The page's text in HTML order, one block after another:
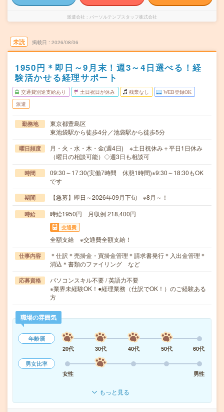
派遣会社 パーソルテンプスタッフ株式会社
未読 掲載日 2026/08/06
1950円＊即日～9月末！週3～4日選べる！経
験活かせる経理サポート
交通費別途支給あり 土日祝日が休み 残業なし WEB登録OK
派遣
勤務地
東京都豊島区
東池袋駅から徒歩4分／池袋駅から徒歩5分
曜日頻度
月・火・水・木・金(週4日) ※土日祝休み＋平日1日休み
（曜日の相談可能）◇週3日も相談可
時間
09:30～17:30(実働7時間 休憩1時間)※9:30～18:30もOK
です
期間 【急募】即日～2026年09月下旬 ※8月～！
時給 時給1950円 月収例 218,400円
交通費
全額支給 ※交通費全額支給！
仕事内容
＊仕訳＊売掛金・買掛金管理＊請求書発行＊入出金管理＊
消込＊書類のファイリング など
応募資格
パソコンスキル不要 / 英語力不要
※業界未経験OK！●経理業務（仕訳でOK！）のご経験ある
方
職場の雰囲気
年齢層
20代
30代 40代 50代
60代
男女比率
女性
男性
もっと見る